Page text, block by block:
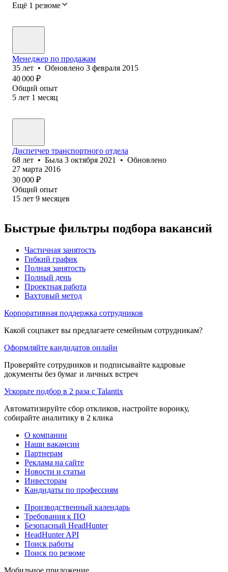
Ещё 1 резюме
Менеджер по продажам
35 лет • Обновлено 3 февраля 2015
40 000 ₽
Общий опыт
5 лет 1 месяц
Диспетчер транспортного отдела
68 лет • Была 3 октября 2021 • Обновлено
27 марта 2016
30 000 ₽
Общий опыт
15 лет 9 месяцев
Быстрые фильтры подбора вакансий
Частичная занятость
Гибкий график
Полная занятость
Полный день
Проектная работа
Вахтовый метод
Корпоративная поддержка сотрудников
Какой соцпакет вы предлагаете семейным сотрудникам?
Оформляйте кандидатов онлайн
Проверяйте сотрудников и подписывайте кадровые
документы без бумаг и личных встреч
Ускорьте подбор в 2 раза с Talantix
Автоматизируйте сбор откликов, настройте воронку,
собирайте аналитику в 2 клика
О компании
Наши вакансии
Партнерам
Реклама на сайте
Новости и статьи
Инвесторам
Кандидаты по профессиям
Производственный календарь
Требования к ПО
Безопасный HeadHunter
HeadHunter API
Поиск работы
Поиск по резюме
Мобильное приложение